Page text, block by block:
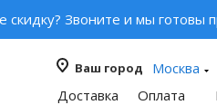
скидку? Звоните и мы
Ваш город
Москва
Доставка
Оплата